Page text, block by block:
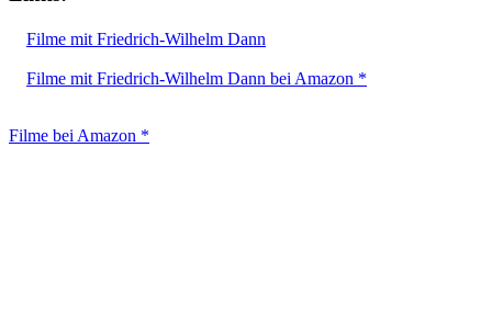
Filme mit Friedrich-Wilhelm Dann
Filme mit Friedrich-Wilhelm Dann bei Amazon *
Filme bei Amazon *